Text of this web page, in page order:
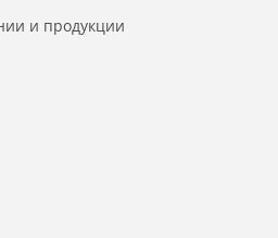
и продукции